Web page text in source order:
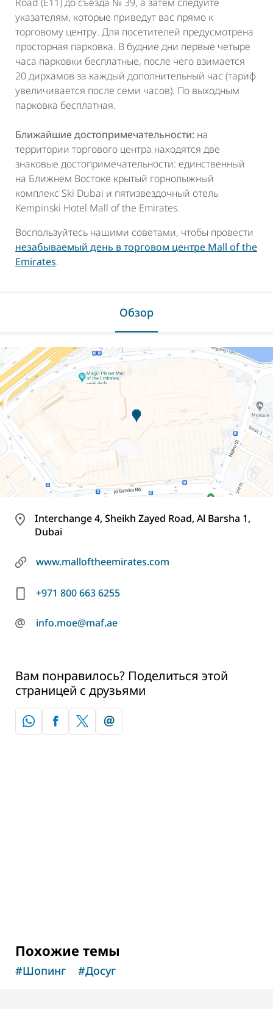
указателям, которые приведут вас прямо к
торговому центру. Для посетителей предусмотрена
просторная парковка. В будние дни первые четыре
часа парковки бесплатные, после чего взимается
20 дирхамов за каждый дополнительный час (тариф
увеличивается после семи часов). По выходным
парковка бесплатная.
Ближайшие достопримечательности: на
территории торгового центра находятся две
знаковые достопримечательности: единственный
на Ближнем Востоке крытый горнолыжный
комплекс Ski Dubai и пятизвездочный отель
Kempinski Hotel Mall of the Emirates.
Воспользуйтесь нашими советами, чтобы провести
незабываемый день в торговом центре Mall of the
Emirates.
Обзор
Interchange 4, Sheikh Zayed Road, Al Barsha 1,
Dubai
www.malloftheemirates.com
+971 800 663 6255
@ info.moe@maf.ae
Вам понравилось? Поделиться этой
страницей с друзьями
Похожие темы
#Шопинг #Досуг